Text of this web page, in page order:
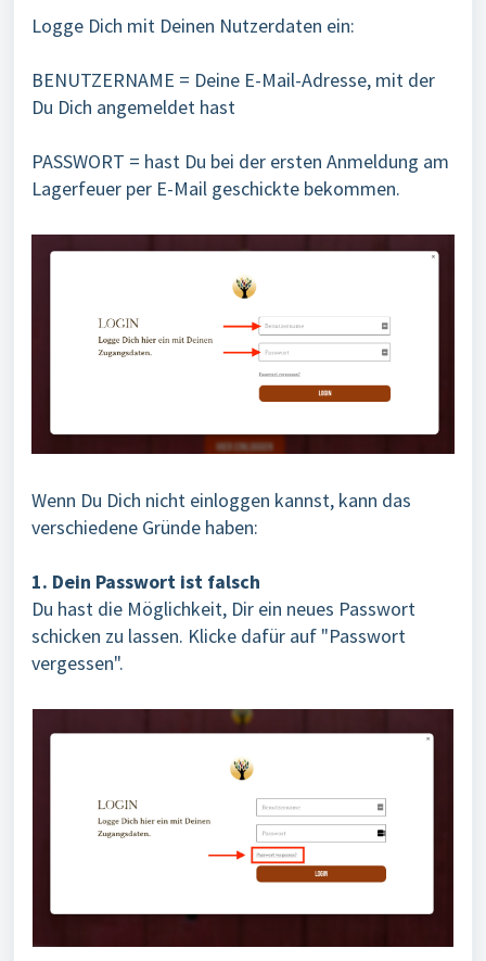
Logge Dich mit Deinen Nutzerdaten ein:
BENUTZERNAME = Deine E-Mail-Adresse, mit der
Du Dich angemeldet hast
PASSWORT = hast Du bei der ersten Anmeldung am
Lagerfeuer per E-Mail geschickte bekommen.
Wenn Du Dich nicht einloggen kannst, kann das
verschiedene Gründe haben:
1. Dein Passwort ist falsch
Du hast die Möglichkeit, Dir ein neues Passwort
schicken zu lassen. Klicke dafür auf "Passwort
vergessen".